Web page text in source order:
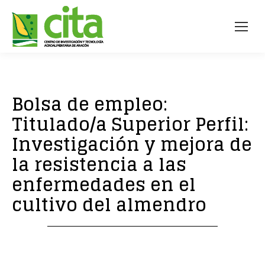
Bolsa de empleo:
Titulado/a Superior Perfil:
Investigación y mejora de
la resistencia a las
enfermedades en el
cultivo del almendro